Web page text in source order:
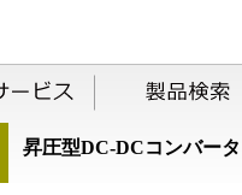
昇圧型DC-DCコンバータ